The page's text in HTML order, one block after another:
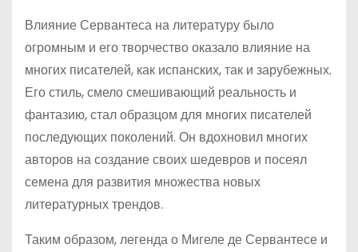
Влияние Сервантеса на литературу было
огромным и его творчество оказало влияние на
многих писателей, как испанских, так и зарубежных.
Его стиль, смело смешивающий реальность и
фантазию, стал образцом для многих писателей
последующих поколений. Он вдохновил многих
авторов на создание своих шедевров и посеял
семена для развития множества новых
литературных трендов.
Таким образом, легенда о Мигеле де Сервантесе и